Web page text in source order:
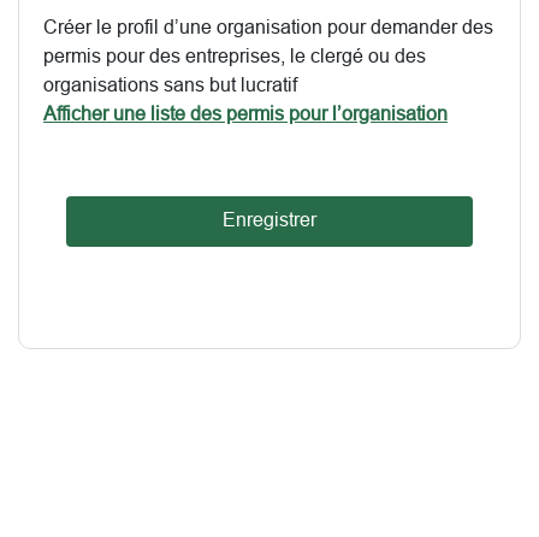
Créer le profil d’une organisation pour demander des
permis pour des entreprises, le clergé ou des
organisations sans but lucratif
Afficher une liste des permis pour l’organisation
Enregistrer